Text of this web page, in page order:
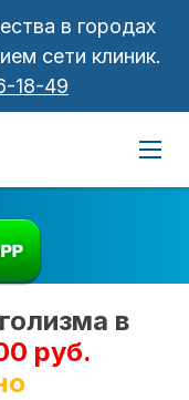
в городах
сети клиник.
18-49
в
руб.